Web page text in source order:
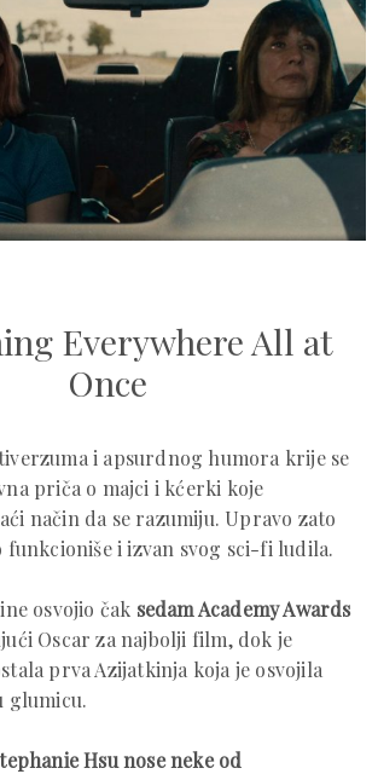
Everywhere All at
Once
i apsurdnog humora krije se
priča o majci i kćerki koje
način da se razumiju. Upravo zato
i izvan svog sci-fi ludila.
osvojio čak sedam Academy Awards
Oscar za najbolji film, dok je
prva Azijatkinja koja je osvojila
glumicu.
Hsu nose neke od